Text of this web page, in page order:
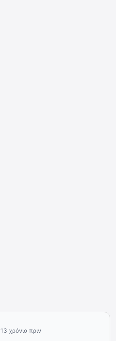
13 χρόνια πριν